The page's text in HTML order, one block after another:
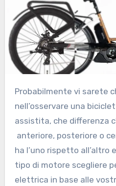
Probabilmente vi sarete
nell’osservare una
assistita, che differenza
anteriore, posteriore o
ha l’uno rispetto all’altro
tipo di motore scegliere
elettrica in base alle